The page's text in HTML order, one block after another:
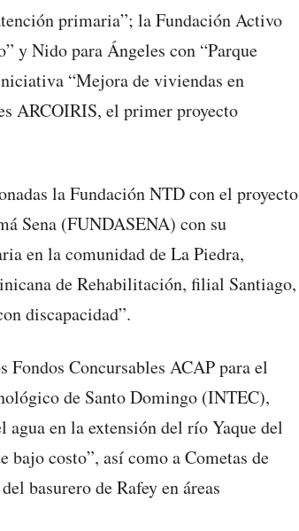
primaria”; la Fundación Activo
y Nido para Ángeles con “Parque
“Mejora de viviendas en
ARCOIRIS, el primer proyecto
la Fundación NTD con el proyecto
Sena (FUNDASENA) con su
en la comunidad de La Piedra,
de Rehabilitación, filial Santiago,
discapacidad”.
Concursables ACAP para el
de Santo Domingo (INTEC),
en la extensión del río Yaque del
bajo costo”, así como a Cometas de
basurero de Rafey en áreas